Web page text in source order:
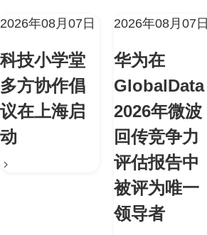
2026年08月07日
科技小学堂
多方协作倡
议在上海启
动
2026年08月07日
华为在
GlobalData
2026年微波
回传竞争力
评估报告中
被评为唯一
领导者